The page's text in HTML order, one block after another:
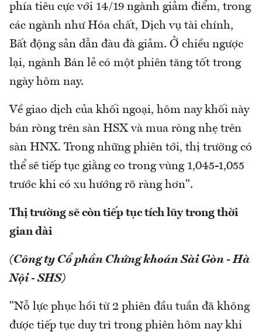
phía tiêu cực với 14/19 ngành giảm điểm, trong
các ngành như Hóa chất, Dịch vụ tài chính,
Bất động sản dẫn đàu đà giảm. Ở chiều ngược
lại, ngành Bán lẻ có một phiên tăng tốt trong
ngày hôm nay.
Về giao dịch của khối ngoại, hôm nay khối này
bán ròng trên sàn HSX và mua ròng nhẹ trên
sàn HNX. Trong những phiên tới, thị trường có
thể sẽ tiếp tục giằng co trong vùng 1,045-1,055
trước khi có xu hướng rõ ràng hơn".
Thị trường sẽ còn tiếp tục tích lũy trong thời
gian dài
(Công ty Cổ phần Chứng khoán Sài Gòn - Hà
Nội - SHS)
"Nỗ lực phục hồi từ 2 phiên đầu tuần đã không
được tiếp tục duy trì trong phiên hôm nay khi